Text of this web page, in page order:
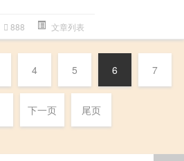
888 文章列表
4 5 6 7
下一页 尾页